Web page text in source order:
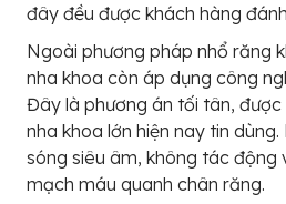
đây đều được khách hàng
Ngoài phương pháp nhổ răng
nha khoa còn áp dụng công
Đây là phương án tối tân, được
nha khoa lớn hiện nay tin
sóng siêu âm, không tác động
mạch máu quanh chân răng.